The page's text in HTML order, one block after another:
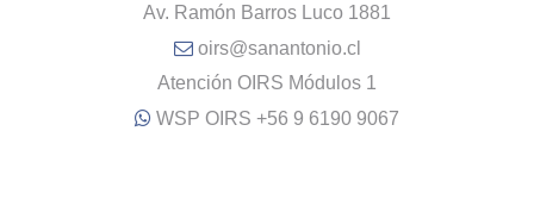
Av. Ramón Barros Luco 1881
oirs@sanantonio.cl
Atención OIRS Módulos 1
WSP OIRS +56 9 6190 9067